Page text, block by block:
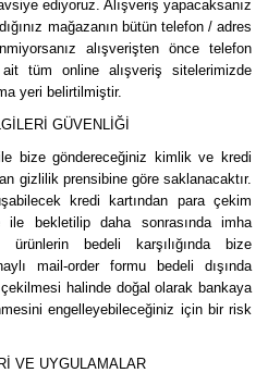
ediyoruz. Alışveriş yapacaksanız
mağazanın bütün telefon / adres
alışverişten önce telefon
tüm online alışveriş sitelerimizde
yeri belirtilmiştir.
GÜVENLİĞİ
bize göndereceğiniz kimlik ve kredi
gizlilik prensibine göre saklanacaktır.
kredi kartından para çekim
bekletilip daha sonrasında imha
bedeli karşılığında bize
mail-order formu bedeli dışında
halinde doğal olarak bankaya
engelleyebileceğiniz için bir risk
VE UYGULAMALAR